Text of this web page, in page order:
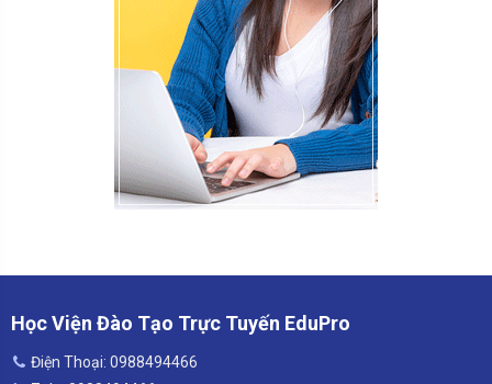
Học Viện Đào Tạo Trực Tuyến EduPro
Điện Thoại: 0988494466